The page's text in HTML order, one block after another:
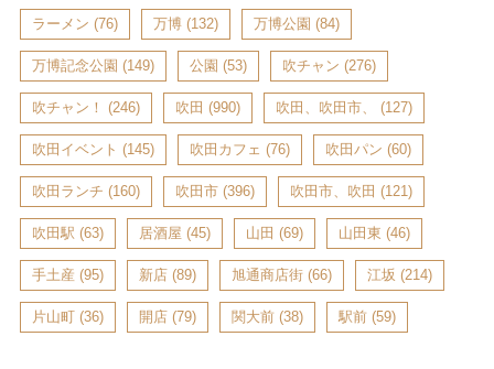
ラーメン (76) 万博 (132) 万博公園 (84)
万博記念公園 (149) 公園 (53) 吹チャン (276)
吹チャン！ (246) 吹田 (990) 吹田、吹田市、 (127)
吹田イベント (145) 吹田カフェ (76) 吹田パン (60)
吹田ランチ (160) 吹田市 (396) 吹田市、吹田 (121)
吹田駅 (63) 居酒屋 (45) 山田 (69) 山田東 (46)
手土産 (95) 新店 (89) 旭通商店街 (66) 江坂 (214)
片山町 (36) 開店 (79) 関大前 (38) 駅前 (59)